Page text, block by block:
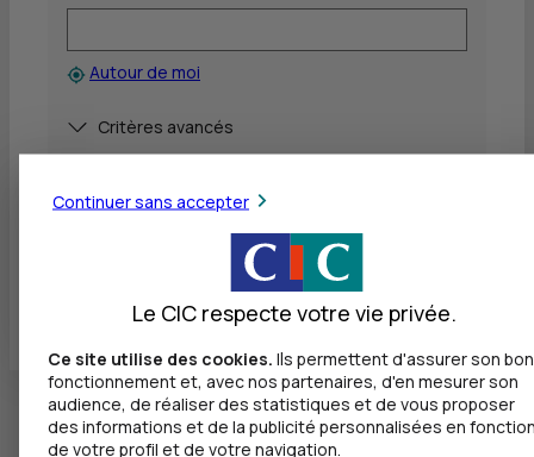
Autour de moi
Afficher
Critères avancés
Continuer sans accepter
Le CIC respecte votre vie privée.
Ce site utilise des cookies. Ils permettent d'assurer son bon
fonctionnement et, avec nos partenaires, d'en mesurer son
audience, de réaliser des statistiques et de vous proposer
des informations et de la publicité personnalisées en
de votre profil et de votre navigation.